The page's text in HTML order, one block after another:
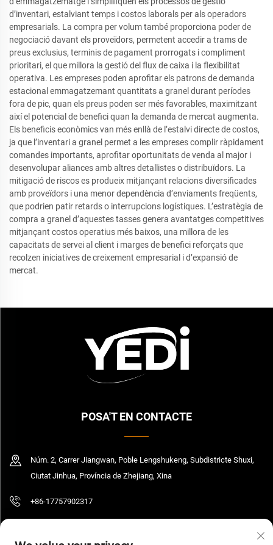
d’inventari, estalviant temps i costos laborals per als operadors
empresarials. La compra per volum també proporciona poder de
negociació davant els proveïdors, permetent accedir a trams de
preus exclusius, terminis de pagament prorrogats i compliment
prioritari, el que millora la gestió del flux de caixa i la flexibilitat
operativa. Les empreses poden aprofitar els patrons de demanda
estacional emmagatzemant quantitats a granel durant períodes
fora de pic, quan els preus poden ser més favorables, maximitzant
així el potencial de benefici quan la demanda de mercat augmenta.
Els beneficis econòmics van més enllà de l’estalvi directe de costos,
ja que l’inventari a granel permet a les empreses complir ràpidament
comandes importants, aprofitar oportunitats de venda al major i
desenvolupar aliances amb altres detallistes o distribuïdors. La
mitigació de riscos es produeix mitjançant relacions diversificades
amb proveïdors i una menor dependència d’enviaments freqüents,
que podrien patir retards o interrupcions logístiques. L’estratègia de
compra a granel d’aquestes tasses genera avantatges competitives
mitjançant costos operatius més baixos, una millora de les
capacitats de servei al client i marges de benefici reforçats que
recolzen iniciatives de creixement empresarial i d’expansió de
mercat.
POSA'T EN CONTACTE
Núm. 2, Carrer Jiangwan, Poble Lengshukeng, Subdistricte Shuxi,
Ciutat Jinhua, Província de Zhejiang, Xina
+86-17757902317